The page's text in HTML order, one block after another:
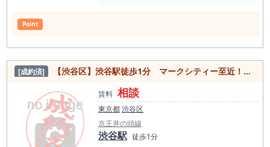
Point
[成約済] 【渋谷区】渋谷駅徒歩1分 マークシティー至近！1階路面洋食屋居抜き物件
賃料 相談
東京都渋谷区
京王井の頭線
渋谷駅 徒歩1分